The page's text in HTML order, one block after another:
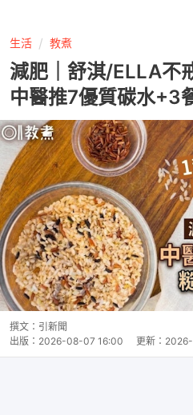
生活 教煮
減肥｜舒淇/ELLA
中醫推7優質碳水+3
撰文： 引新聞
出版： 2026-08-07 16:00 更新：